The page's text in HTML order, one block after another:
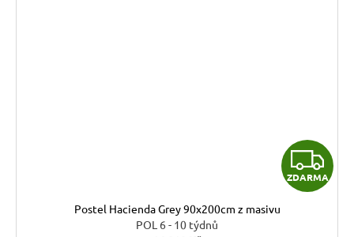
Z
D
ZDARMA
Postel Hacienda Grey 90x200cm z masivu
POL 6 - 10 týdnů